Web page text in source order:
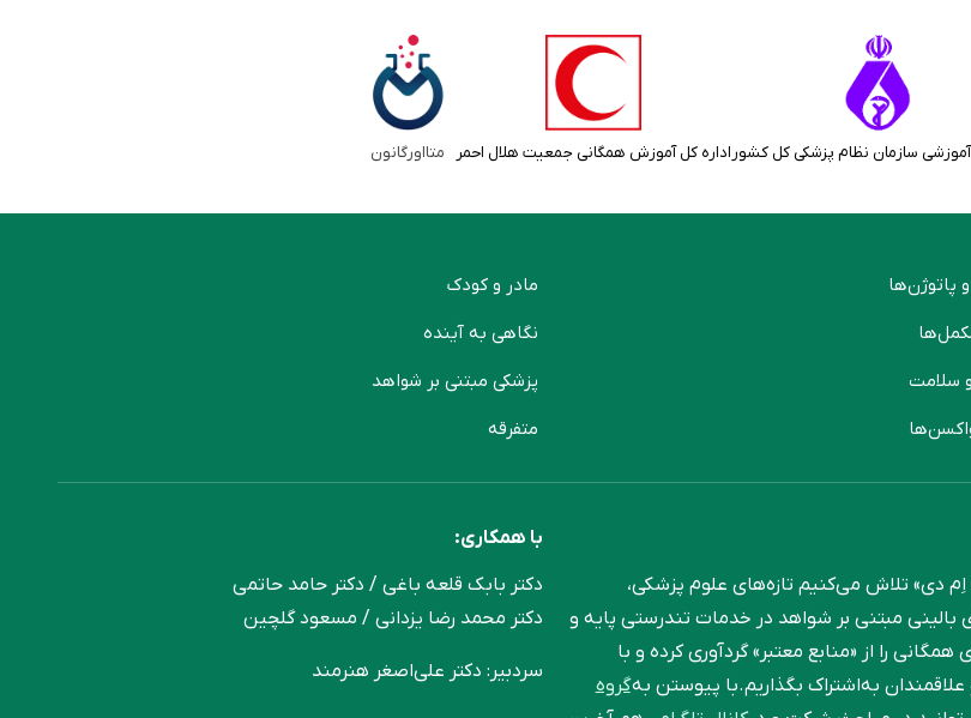
سازمان نظام پزشکی کل کشور اداره کل آموزش همگانی جمعیت هلال احمر متااورگانون
پاتوژن‌ها
سلامت
مادر و کودک
نگاهی به آینده
پزشکی مبتنی بر شواهد
متفرقه
اِم دی» تلاش می‌کنیم تازه‌های علوم پزشکی،
مبتنی بر شواهد در خدمات تندرستی پایه و
را از «منابع معتبر» گردآوری کرده و با
علاقمندان به‌اشتراک بگذاریم.با پیوستن بهگروه
با همکاری:
دکتر بابک قلعه‌ باغی / دکتر حامد حاتمی
دکتر محمد رضا یزدانی / مسعود گلچین
سردبیر: دکتر علی‌اصغر هنرمند